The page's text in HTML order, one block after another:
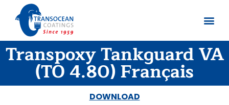
Transpoxy Tankguard VA
(TO 4.80) Français
DOWNLOAD